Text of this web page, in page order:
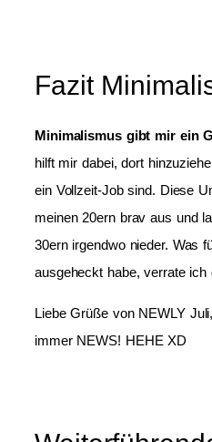
Fazit
Minimalismus gibt mir ein
hilft mir dabei, dort
ein Vollzeit-Job sind. Diese
meinen 20ern brav aus und
30ern irgendwo nieder. Was
ausgeheckt habe, verrate ich
Liebe Grüße von NEWLY
immer NEWS! HEHE XD